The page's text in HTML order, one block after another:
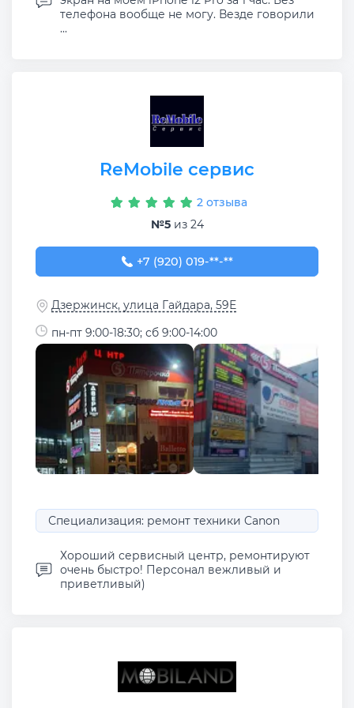
телефона вообще не могу. Везде говорили
...
ReMobile сервис
2 отзыва
№5из 24
+7 (920) 019-55-86
+7 (920) 019-**-**
Дзержинск, улица Гайдара, 59Е
пн-пт 9:00-18:30; сб 9:00-14:00
Специализация: ремонт техники Canon
Хороший сервисный центр, ремонтируют
очень быстро! Персонал вежливый и
приветливый)